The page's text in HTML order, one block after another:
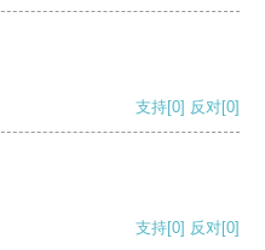
支持[0] 反对[0]
支持[0] 反对[0]